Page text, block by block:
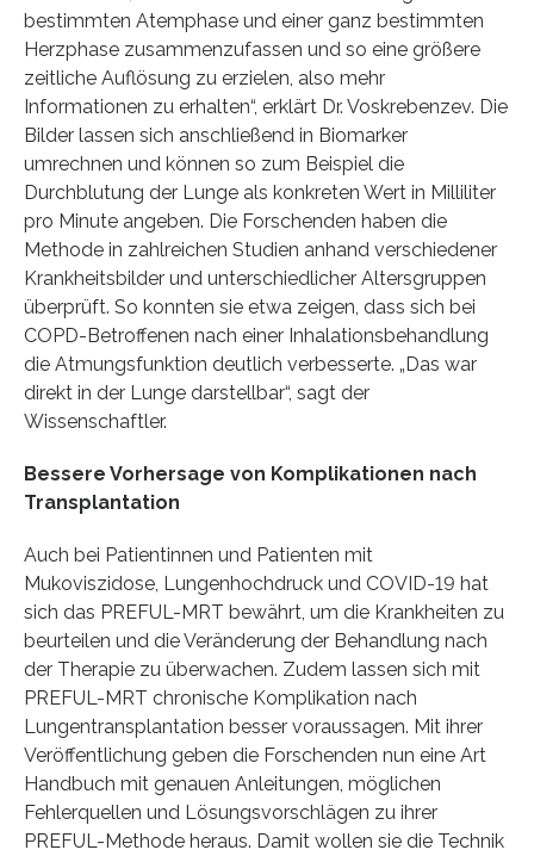
bestimmten Atemphase und einer ganz bestimmten
Herzphase zusammenzufassen und so eine größere
zeitliche Auflösung zu erzielen, also mehr
Informationen zu erhalten“, erklärt Dr. Voskrebenzev. Die
Bilder lassen sich anschließend in Biomarker
umrechnen und können so zum Beispiel die
Durchblutung der Lunge als konkreten Wert in Milliliter
pro Minute angeben. Die Forschenden haben die
Methode in zahlreichen Studien anhand verschiedener
Krankheitsbilder und unterschiedlicher Altersgruppen
überprüft. So konnten sie etwa zeigen, dass sich bei
COPD-Betroffenen nach einer Inhalationsbehandlung
die Atmungsfunktion deutlich verbesserte. „Das war
direkt in der Lunge darstellbar“, sagt der
Wissenschaftler.
Bessere Vorhersage von Komplikationen nach
Transplantation
Auch bei Patientinnen und Patienten mit
Mukoviszidose, Lungenhochdruck und COVID-19 hat
sich das PREFUL-MRT bewährt, um die Krankheiten zu
beurteilen und die Veränderung der Behandlung nach
der Therapie zu überwachen. Zudem lassen sich mit
PREFUL-MRT chronische Komplikation nach
Lungentransplantation besser voraussagen. Mit ihrer
Veröffentlichung geben die Forschenden nun eine Art
Handbuch mit genauen Anleitungen, möglichen
Fehlerquellen und Lösungsvorschlägen zu ihrer
PREFUL-Methode heraus. Damit wollen sie die Technik